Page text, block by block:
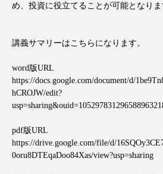
め、投資に役立てることが可能となりま
講義サマリーはこちらになります。
word 版URL
https://docs.google.com/document/d/
hCROJW/edit?
pdf版URL
https://drive.google.com/file/d/
0oru8DTEqaDoo84Xas/view?usp=sharing